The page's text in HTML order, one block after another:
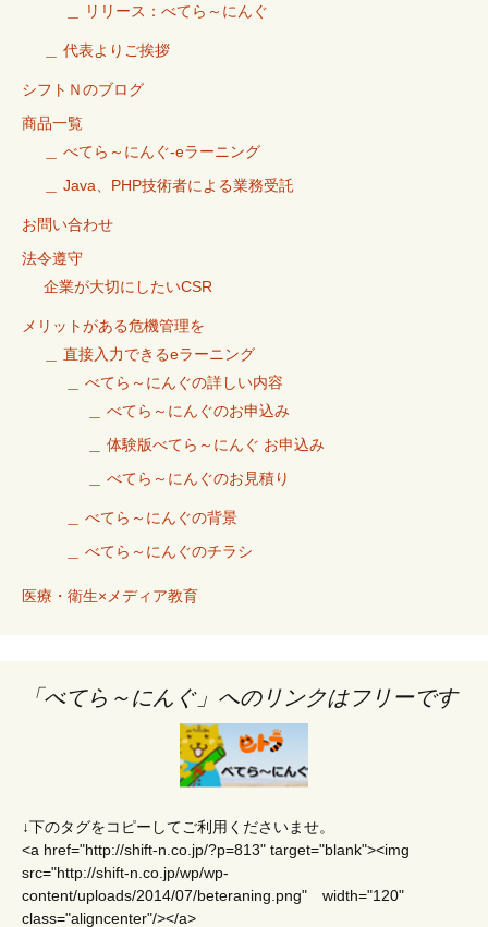
＿ リリース：べてら～にんぐ
＿ 代表よりご挨拶
シフトＮのブログ
商品一覧
＿ べてら～にんぐ-eラーニング
＿ Java、PHP技術者による業務受託
お問い合わせ
法令遵守
企業が大切にしたいCSR
メリットがある危機管理を
＿ 直接入力できるeラーニング
＿ べてら～にんぐの詳しい内容
＿ べてら～にんぐのお申込み
＿ 体験版べてら～にんぐ お申込み
＿ べてら～にんぐのお見積り
＿ べてら～にんぐの背景
＿ べてら～にんぐのチラシ
医療・衛生×メディア教育
「べてら～にんぐ」へのリンクはフリーです
↓下のタグをコピーしてご利用くださいませ。
<a href="http://shift-n.co.jp/?p=813" target="blank"><img
src="http://shift-n.co.jp/wp/wp-
content/uploads/2014/07/beteraning.png" width="120"
class="aligncenter"/></a>